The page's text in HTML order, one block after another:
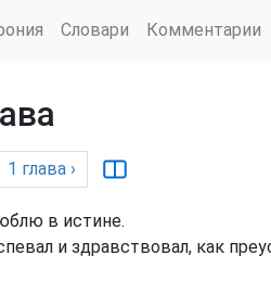
Словари Комментарии
1 глава ›
в истине.
и здравствовал, как